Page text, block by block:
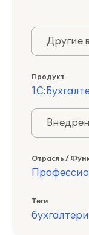
Другие
Продукт
Отрасль /
Теги